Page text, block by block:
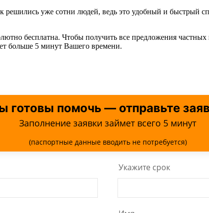
решились уже сотни людей, ведь это удобный и
бесплатна. Чтобы получить все предложения
больше 5 минут Вашего времени.